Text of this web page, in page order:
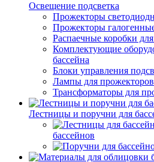
Освещение подсветка
Прожекторы
Прожекторы
Распаечные коробки
Комплектующие
бассейна
Блоки управления
Лампы для прожекторов
Трансформаторы для
Лестницы и поручни для
бассейнов